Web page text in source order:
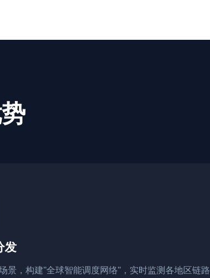
发
景，构建"全球智能调度网络"，实时监测各地区链